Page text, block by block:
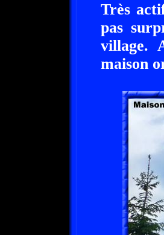
Très
pas
village.
maison